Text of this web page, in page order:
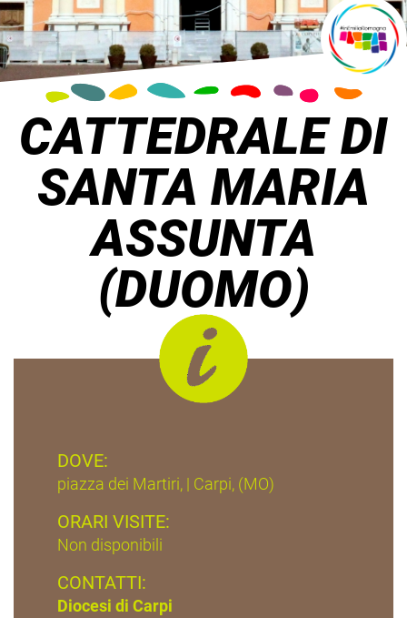
CATTEDRALE DI
SANTA MARIA
ASSUNTA
(DUOMO)
DOVE:
piazza dei Martiri, | Carpi, (MO)
ORARI VISITE:
Non disponibili
CONTATTI:
Diocesi di Carpi